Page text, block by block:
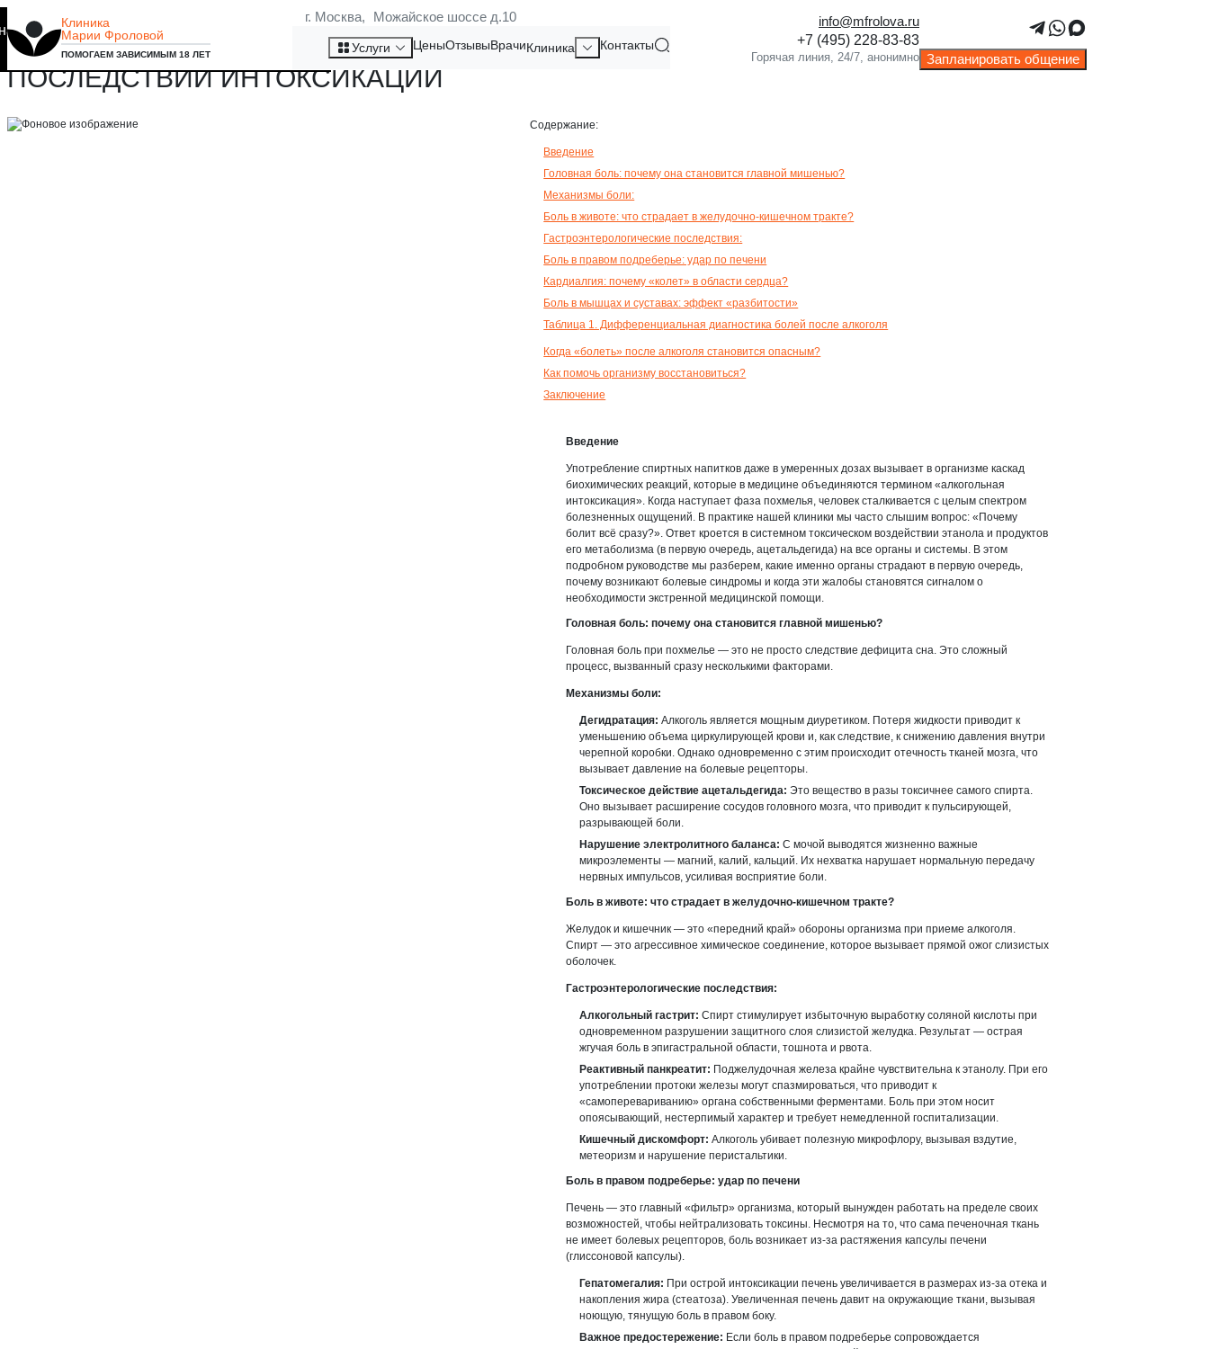
Клиника
Марии Фроловой
ПОМОГАЕМ ЗАВИСИМЫМ 18 ЛЕТ
г. Москва, Можайское шоссе д.10
Услуги ЦеныОтзывыВрачиКлиника Контакты
info@mfrolova.ru
Запланировать общение
ЧТО БОЛИТ ПОСЛЕ АЛКОГОЛЯ: СИСТЕМНЫЙ КЛИНИЧЕСКИЙ РАЗБОР
ПОСЛЕДСТВИЙ ИНТОКСИКАЦИИ
Содержание:
Введение
Головная боль: почему она становится главной мишенью?
Механизмы боли:
Боль в животе: что страдает в желудочно-кишечном тракте?
Гастроэнтерологические последствия:
Боль в правом подреберье: удар по печени
Кардиалгия: почему «колет» в области сердца?
Боль в мышцах и суставах: эффект «разбитости»
Таблица 1. Дифференциальная диагностика болей после алкоголя
Когда «болеть» после алкоголя становится опасным?
Как помочь организму восстановиться?
Заключение
Введение
Употребление спиртных напитков даже в умеренных дозах вызывает в организме каскад
биохимических реакций, которые в медицине объединяются термином «алкогольная
интоксикация». Когда наступает фаза похмелья, человек сталкивается с целым спектром
болезненных ощущений. В практике нашей клиники мы часто слышим вопрос: «Почему
болит всё сразу?». Ответ кроется в системном токсическом воздействии этанола и продуктов
его метаболизма (в первую очередь, ацетальдегида) на все органы и системы. В этом
подробном руководстве мы разберем, какие именно органы страдают в первую очередь,
почему возникают болевые синдромы и когда эти жалобы становятся сигналом о
необходимости экстренной медицинской помощи.
Головная боль: почему она становится главной мишенью?
Головная боль при похмелье — это не просто следствие дефицита сна. Это сложный
процесс, вызванный сразу несколькими факторами.
Механизмы боли:
Дегидратация: Алкоголь является мощным диуретиком. Потеря жидкости приводит к
уменьшению объема циркулирующей крови и, как следствие, к снижению давления внутри
черепной коробки. Однако одновременно с этим происходит отечность тканей мозга, что
вызывает давление на болевые рецепторы.
Токсическое действие ацетальдегида: Это вещество в разы токсичнее самого спирта.
Оно вызывает расширение сосудов головного мозга, что приводит к пульсирующей,
разрывающей боли.
Нарушение электролитного баланса: С мочой выводятся жизненно важные
микроэлементы — магний, калий, кальций. Их нехватка нарушает нормальную передачу
нервных импульсов, усиливая восприятие боли.
Боль в животе: что страдает в желудочно-кишечном тракте?
Желудок и кишечник — это «передний край» обороны организма при приеме алкоголя.
Спирт — это агрессивное химическое соединение, которое вызывает прямой ожог слизистых
оболочек.
Гастроэнтерологические последствия:
Алкогольный гастрит: Спирт стимулирует избыточную выработку соляной кислоты при
одновременном разрушении защитного слоя слизистой желудка. Результат — острая
жгучая боль в эпигастральной области, тошнота и рвота.
Реактивный панкреатит: Поджелудочная железа крайне чувствительна к этанолу. При его
употреблении протоки железы могут спазмироваться, что приводит к
«самоперевариванию» органа собственными ферментами. Боль при этом носит
опоясывающий, нестерпимый характер и требует немедленной госпитализации.
Кишечный дискомфорт: Алкоголь убивает полезную микрофлору, вызывая вздутие,
метеоризм и нарушение перистальтики.
Боль в правом подреберье: удар по печени
Печень — это главный «фильтр» организма, который вынужден работать на пределе своих
возможностей, чтобы нейтрализовать токсины. Несмотря на то, что сама печеночная ткань
не имеет болевых рецепторов, боль возникает из-за растяжения капсулы печени
(глиссоновой капсулы).
Гепатомегалия: При острой интоксикации печень увеличивается в размерах из-за отека и
накопления жира (стеатоза). Увеличенная печень давит на окружающие ткани, вызывая
ноющую, тянущую боль в правом боку.
Важное предостережение: Если боль в правом подреберье сопровождается
то, что мы используем